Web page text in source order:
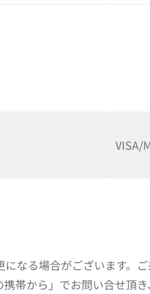
VISA/
なる場合がございます。
帯から」でお問い合せ頂